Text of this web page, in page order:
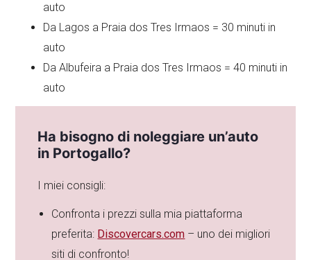
auto
Da Lagos a Praia dos Tres Irmaos = 30 minuti in
auto
Da Albufeira a Praia dos Tres Irmaos = 40 minuti in
auto
Ha bisogno di noleggiare un’auto
in Portogallo?
I miei consigli:
Confronta i prezzi sulla mia piattaforma
preferita: Discovercars.com – uno dei migliori
siti di confronto!